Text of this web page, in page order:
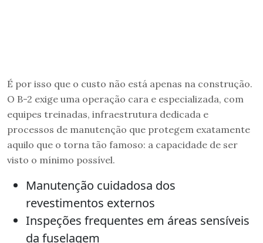
É por isso que o custo não está apenas na construção.
O B-2 exige uma operação cara e especializada, com
equipes treinadas, infraestrutura dedicada e
processos de manutenção que protegem exatamente
aquilo que o torna tão famoso: a capacidade de ser
visto o mínimo possível.
Manutenção cuidadosa dos
revestimentos externos
Inspeções frequentes em áreas sensíveis
da fuselagem